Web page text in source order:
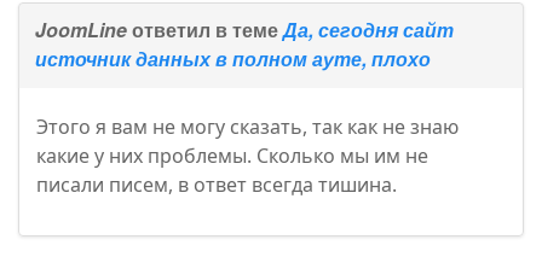
JoomLineответил в темеДа, сегодня сайт
источник данных в полном ауте, плохо
Этого я вам не могу сказать, так как не знаю
какие у них проблемы. Сколько мы им не
писали писем, в ответ всегда тишина.